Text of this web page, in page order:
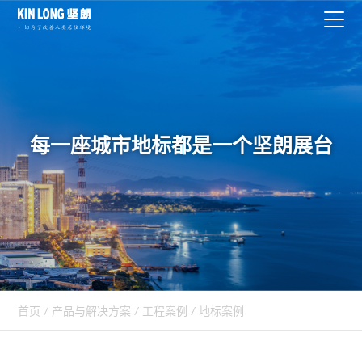
每一座城市地标都是一个坚朗展台
首页 / 产品与解决方案 / 工程案例 / 地标案例